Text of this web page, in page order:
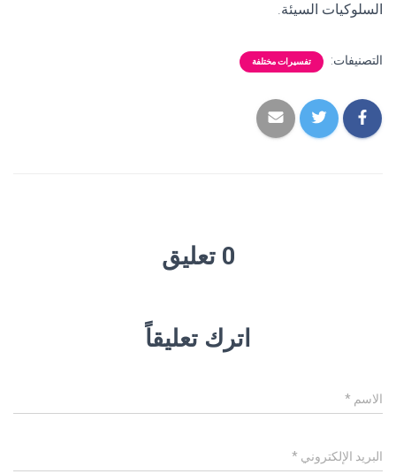
السلوكيات السيئة.
التصنيفات: تفسيرات مختلفة
0 تعليق
اترك تعليقاً
الاسم *
البريد الإلكتروني *